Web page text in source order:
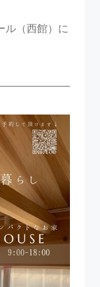
ル（西館）に